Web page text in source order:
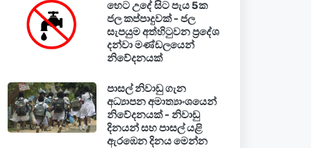
හෙට උදේ සිට පැය 5ක
ජල කප්පාදුවක් - ජල
සැපයුම අත්හිටුවන ප්‍රදේශ
දන්වා මණ්ඩලයෙන්
නිවේදනයක්
පාසල් නිවාඩු ගැන
අධ්‍යාපන අමාත්‍යාංශයෙන්
නිවේදනයක් - නිවාඩු
දිනයන් සහ පාසල් යළි
ඇරඹෙන දිනය මෙන්න